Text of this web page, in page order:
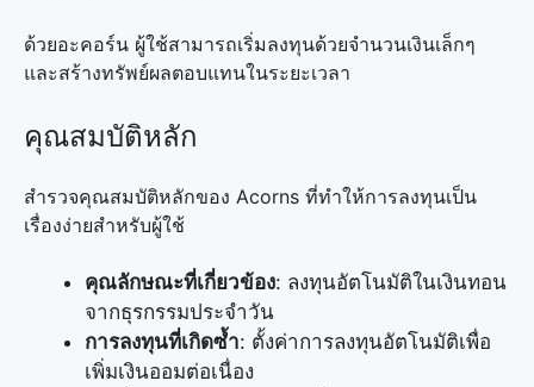
ด้วยอะคอร์น ผู้ใช้สามารถเริ่มลงทุนด้วยจำนวนเงินเล็กๆ
และสร้างทรัพย์ผลตอบแทนในระยะเวลา
คุณสมบัติหลัก
สำรวจคุณสมบัติหลักของ Acorns ที่ทำให้การลงทุนเป็น
เรื่องง่ายสำหรับผู้ใช้
คุณลักษณะที่เกี่ยวข้อง: ลงทุนอัตโนมัติในเงินทอน
จากธุรกรรมประจำวัน
การลงทุนที่เกิดซ้ำ: ตั้งค่าการลงทุนอัตโนมัติเพื่อ
เพิ่มเงินออมต่อเนื่อง